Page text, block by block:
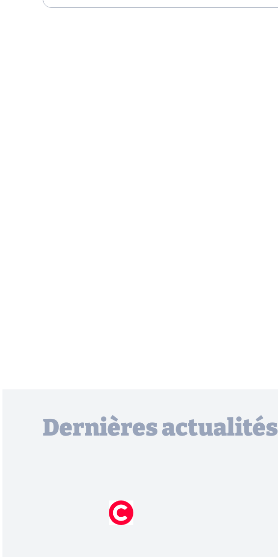
Dernières actualités